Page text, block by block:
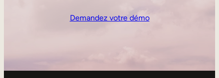
Demandez votre démo